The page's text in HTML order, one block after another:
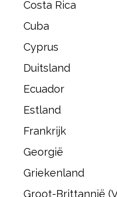
Costa Rica
Cuba
Cyprus
Duitsland
Ecuador
Estland
Frankrijk
Georgië
Griekenland
Groot-Brittannië